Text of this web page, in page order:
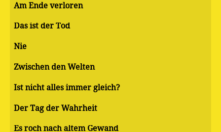
Am Ende verloren
Das ist der Tod
Nie
Zwischen den Welten
Ist nicht alles immer gleich?
Der Tag der Wahrheit
Es roch nach altem Gewand